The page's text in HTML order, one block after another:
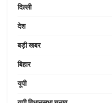
दिल्ली
देश
बड़ी खबर
बिहार
यूपी